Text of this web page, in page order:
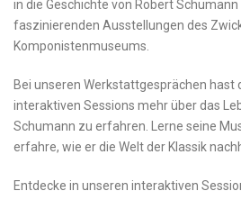
in ‌die Geschichte von Robert
‍faszinierenden⁢ Ausstellungen des
Komponistenmuseums.
Bei unseren Werkstattgesprächen hast
interaktiven Sessions mehr über das
⁤Schumann zu erfahren. Lerne⁣ seine
erfahre, wie er die Welt der Klassik
Entdecke in ‌unseren interaktiven⁣